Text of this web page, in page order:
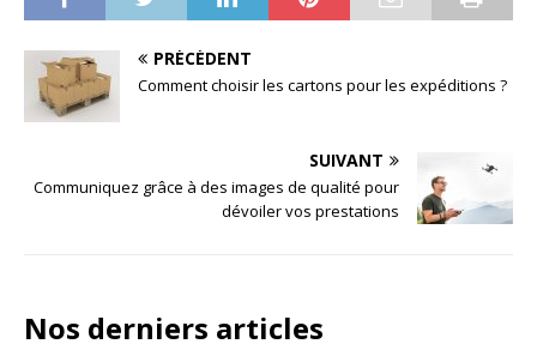
PRÉCÉDENT
Comment choisir les cartons pour les expéditions ?
SUIVANT
Communiquez grâce à des images de qualité pour
dévoiler vos prestations
Nos derniers articles